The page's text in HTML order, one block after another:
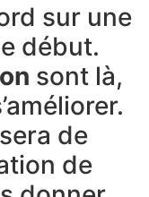
sur une
début.
sont là,
de
de